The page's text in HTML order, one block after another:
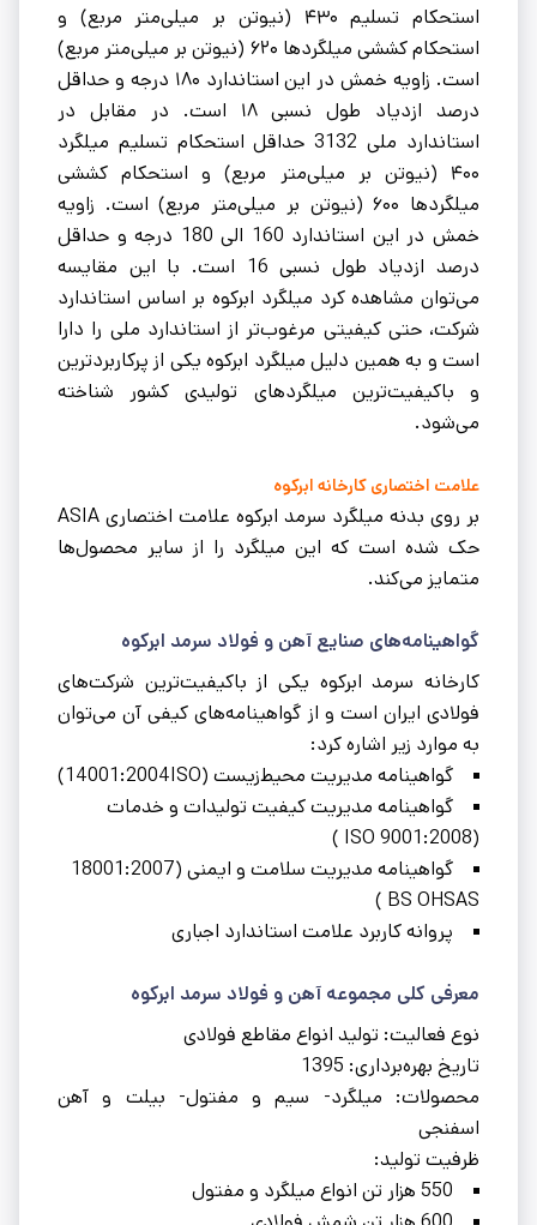
استحکام تسلیم ۴۳۰ (نیوتن بر میلی‌متر مربع) و
استحکام کششی میلگردها ۶۲۰ (نیوتن بر میلی‌متر مربع)
است. زاویه خمش در این استاندارد ۱۸۰ درجه و حداقل
درصد ازدیاد طول نسبی ۱۸ است. در مقابل در
استاندارد ملی 3132 حداقل استحکام تسلیم میلگرد
۴۰۰ (نیوتن بر میلی‌متر مربع) و استحکام کششی
میلگردها ۶۰۰ (نیوتن بر میلی‌متر مربع) است. زاویه
خمش در این استاندارد 160 الی 180 درجه و حداقل
درصد ازدیاد طول نسبی 16 است. با این مقایسه
می‌توان مشاهده کرد میلگرد ابرکوه بر اساس استاندارد
شرکت، حتی کیفیتی مرغوب‌تر ‏از استاندارد ملی را دارا
است و به همین دلیل میلگرد ابرکوه یکی از پرکاربردترین
و باکیفیت‌ترین میلگردهای تولیدی کشور شناخته
می‌شود.
علامت اختصاری کارخانه ابرکوه
بر روی بدنه میلگرد سرمد ابرکوه علامت اختصاری ASIA
حک شده است که این میلگرد را از سایر محصول‌ها
متمایز می‌کند.
گواهینامه‌های صنایع آهن و فولاد سرمد ابرکوه
کارخانه سرمد ابرکوه یکی از باکیفیت‌ترین شرکت‌های
فولادی ایران است و از گواهینامه‌های کیفی آن می‌توان
به موارد زیر اشاره کرد:
گواهینامه مدیریت محیط‌زیست (14001:2004ISO)
گواهینامه مدیریت کیفیت تولیدات و خدمات
(9001:2008 ‏ISO )
گواهینامه مدیریت سلامت و ایمنی (18001:2007
BS OHSAS ‏)
پروانه کاربرد علامت استاندارد اجباری
معرفی کلی مجموعه آهن و فولاد سرمد ابرکوه
نوع فعالیت: تولید انواع مقاطع فولادی
تاریخ بهره‌برداری: 1395
محصولات: میلگرد- سیم و مفتول- بیلت و آهن
اسفنجی
ظرفیت تولید:
550 هزار تن انواع میلگرد و مفتول